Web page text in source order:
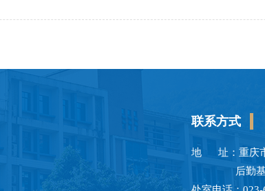
联系方式
地 址：重庆市
后勤基建